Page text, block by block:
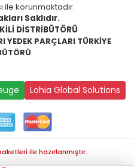
ile korunmaktadır.
Saklıdır.
DİSTRİBÜTÖRÜ
YEDEK PARÇLARI TÜRKİYE
Lohia Global Solutions
ile hazırlanmıştır.